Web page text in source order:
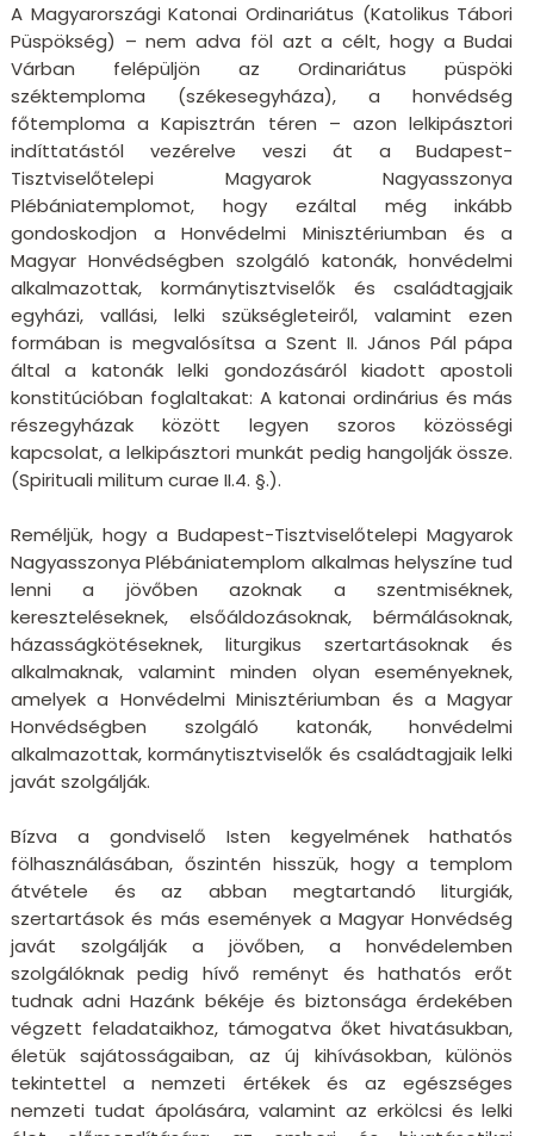
A Magyarországi Katonai Ordinariátus (Katolikus Tábori
Püspökség) – nem adva föl azt a célt, hogy a Budai
Várban felépüljön az Ordinariátus püspöki
széktemploma (székesegyháza), a honvédség
főtemploma a Kapisztrán téren – azon lelkipásztori
indíttatástól vezérelve veszi át a Budapest-
Tisztviselőtelepi Magyarok Nagyasszonya
Plébániatemplomot, hogy ezáltal még inkább
gondoskodjon a Honvédelmi Minisztériumban és a
Magyar Honvédségben szolgáló katonák, honvédelmi
alkalmazottak, kormánytisztviselők és családtagjaik
egyházi, vallási, lelki szükségleteiről, valamint ezen
formában is megvalósítsa a Szent II. János Pál pápa
által a katonák lelki gondozásáról kiadott apostoli
konstitúcióban foglaltakat: A katonai ordinárius és más
részegyházak között legyen szoros közösségi
kapcsolat, a lelkipásztori munkát pedig hangolják össze.
(Spirituali militum curae II.4. §.).
Reméljük, hogy a Budapest-Tisztviselőtelepi Magyarok
Nagyasszonya Plébániatemplom alkalmas helyszíne tud
lenni a jövőben azoknak a szentmiséknek,
kereszteléseknek, elsőáldozásoknak, bérmálásoknak,
házasságkötéseknek, liturgikus szertartásoknak és
alkalmaknak, valamint minden olyan eseményeknek,
amelyek a Honvédelmi Minisztériumban és a Magyar
Honvédségben szolgáló katonák, honvédelmi
alkalmazottak, kormánytisztviselők és családtagjaik lelki
javát szolgálják.
Bízva a gondviselő Isten kegyelmének hathatós
fölhasználásában, őszintén hisszük, hogy a templom
átvétele és az abban megtartandó liturgiák,
szertartások és más események a Magyar Honvédség
javát szolgálják a jövőben, a honvédelemben
szolgálóknak pedig hívő reményt és hathatós erőt
tudnak adni Hazánk békéje és biztonsága érdekében
végzett feladataikhoz, támogatva őket hivatásukban,
életük sajátosságaiban, az új kihívásokban, különös
tekintettel a nemzeti értékek és az egészséges
nemzeti tudat ápolására, valamint az erkölcsi és lelki